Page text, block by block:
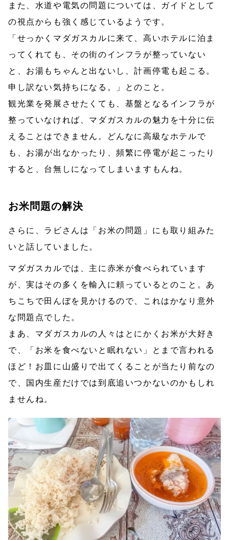
また、水道や電気の問題については、ガイドとして
の視点からも強く感じているようです。
「せっかくマダガスカルに来て、高いホテルに泊ま
ってくれても、その街のインフラが整っていない
と、お湯もちゃんと出ないし、計画停電も起こる。
申し訳ない気持ちになる。」とのこと。
観光業を発展させたくても、基盤となるインフラが
整っていなければ、マダガスカルの魅力を十分に伝
えることはできません。どんなに高級なホテルで
も、お湯が出なかったり、頻繁に停電が起こったり
すると、台無しになってしまいますもんね。
お米問題の解決
さらに、ラビさんは「お米の問題」にも取り組みた
いと話していました。
マダガスカルでは、主に赤米が食べられています
が、実はその多くを輸入に頼っているとのこと。あ
ちこちで田んぼを見かけるので、これはかなり意外
な問題点でした。
まあ、マダガスカルの人々はとにかくお米が大好き
で、「お米を食べないと眠れない」とまで言われる
ほど！お皿に山盛りで出てくることが当たり前なの
で、国内生産だけでは到底追いつかないのかもしれ
ませんね。